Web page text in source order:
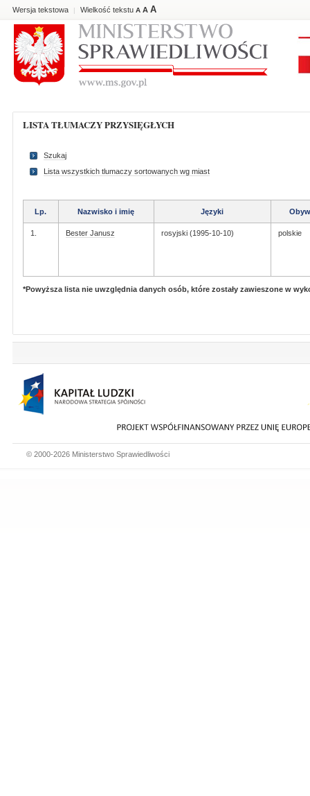
Wersja tekstowa | Wielkość tekstu A A A
LISTA TŁUMACZY PRZYSIĘGŁYCH
Szukaj
Lista wszystkich tlumaczy sortowanych wg miast
Lp. Nazwisko i imię Języki
1. Bester Janusz rosyjski (1995-10-10) polskie
*Powyższa lista nie uwzględnia danych osób, które zostały zawieszone w
© 2000-2026 Ministerstwo Sprawiedliwości